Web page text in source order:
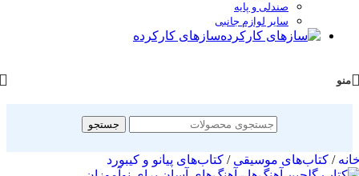
صندلی و پایه
سایر لوازم جانبی
سازهای کارکرده
منو
جستجو
/ کتاب‌های موسیقی/ کتاب‌های پیانو و کیبورد